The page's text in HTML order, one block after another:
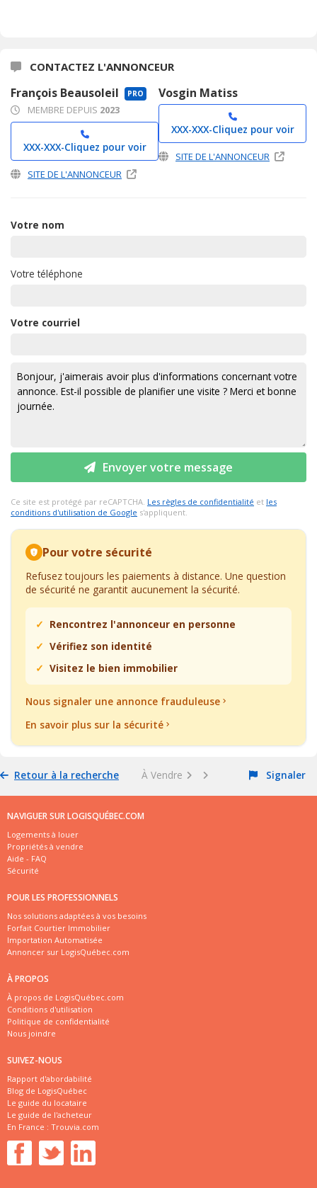
CONTACTEZ L'ANNONCEUR
François Beausoleil PRO
MEMBRE DEPUIS 2023
XXX-XXX-Cliquez pour voir
SITE DE L'ANNONCEUR
Vosgin Matiss
XXX-XXX-Cliquez pour voir
SITE DE L'ANNONCEUR
Votre nom
Votre téléphone
Votre courriel
Envoyer votre message
Ce site est protégé par reCAPTCHA. Les règles de confidentialité et les
conditions d'utilisation de Google s'appliquent.
Pour votre sécurité
Refusez toujours les paiements à distance. Une question
de sécurité ne garantit aucunement la sécurité.
Rencontrez l'annonceur en personne
Vérifiez son identité
Visitez le bien immobilier
Nous signaler une annonce frauduleuse
En savoir plus sur la sécurité
Retour à la recherche À Vendre Signaler
NAVIGUER SUR LOGISQUÉBEC.COM
Logements à louer
Propriétés à vendre
Aide - FAQ
Sécurité
POUR LES PROFESSIONNELS
Nos solutions adaptées à vos besoins
Forfait Courtier Immobilier
Importation Automatisée
Annoncer sur LogisQuébec.com
À PROPOS
À propos de LogisQuébec.com
Conditions d'utilisation
Politique de confidentialité
Nous joindre
SUIVEZ-NOUS
Rapport d'abordabilité
Blog de LogisQuébec
Le guide du locataire
Le guide de l'acheteur
En France : Trouvia.com